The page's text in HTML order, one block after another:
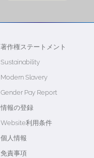
著作権ステートメント
Sustainability
Modern Slavery
Gender Pay Report
情報の登録
Website利用条件
個人情報
免責事項